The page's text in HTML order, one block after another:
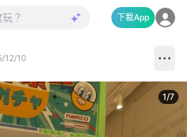
下載App
12/10
1/7